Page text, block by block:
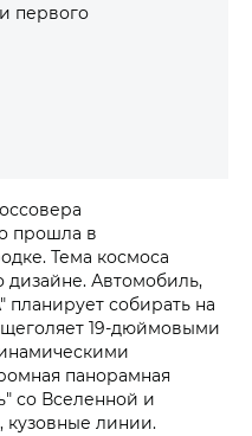
первого
прошла в
Тема космоса
дизайне. Автомобиль,
собирать на
19-дюймовыми
панорамная
со Вселенной и
кузовные линии.